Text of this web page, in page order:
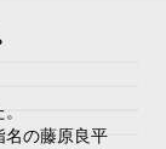
名の藤原良平